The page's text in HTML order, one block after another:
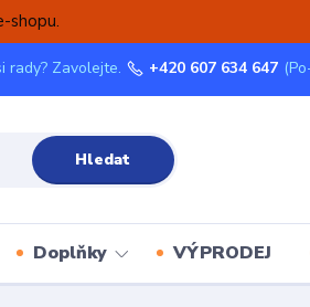
shopu.
Hledat
rady? Zavolejte. +420 607 634 647
Doplňky VÝPRODEJ